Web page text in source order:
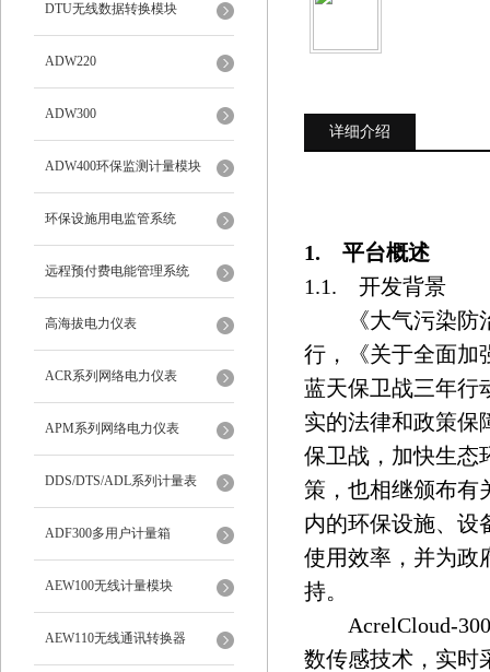
DTU无线数据转换模块
ADW220
ADW300
ADW400环保监测计量模块
环保设施用电监管系统
远程预付费电能管理系统
高海拔电力仪表
ACR系列网络电力仪表
APM系列网络电力仪表
DDS/DTS/ADL系列计量表
ADF300多用户计量箱
AEW100无线计量模块
AEW110无线通讯转换器
详细介绍
1. 平台概述
1.1. 开发背景
《大气污染防治
行，《关于全面加
蓝天保卫战三年行
实的法律和政策保
保卫战，加快生态
策，也相继颁布有
内的环保设施、设
使用效率，并为政
持。
AcrelCloud-
数传感技术，实时